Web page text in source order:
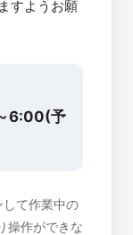
すようお願
6:00(予
て作業中の
操作ができな